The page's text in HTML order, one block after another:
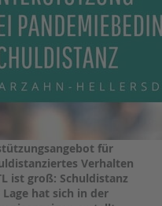
für
Verhalten
ist groß: Schuldistanz
hat sich in der